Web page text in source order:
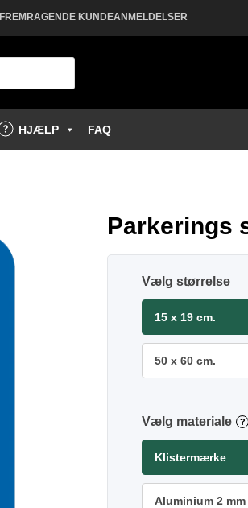
FREMRAGENDE KUNDEANMELDELSER
HJÆLP FAQ
Parkerings
størrelse
15 x 19 cm.
50 x 60 cm.
materiale ?
Klistermærke
Aluminium 2 mm